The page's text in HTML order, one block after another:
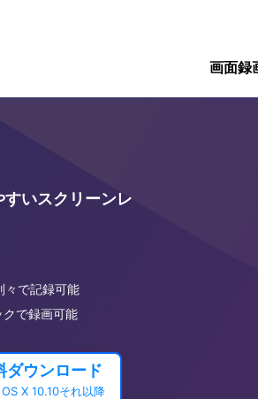
画面録
いスクリーンレ
々で記録可能
で録画可能
ダウンロード
X 10.10それ以降